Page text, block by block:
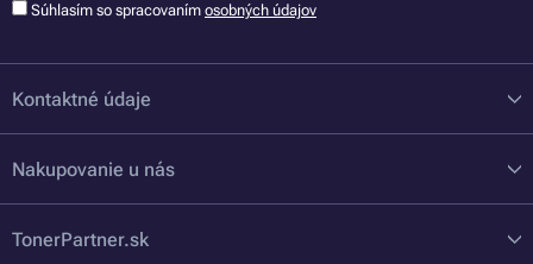
Súhlasím so spracovaním osobných údajov
Kontaktné údaje
Nakupovanie u nás
TonerPartner.sk